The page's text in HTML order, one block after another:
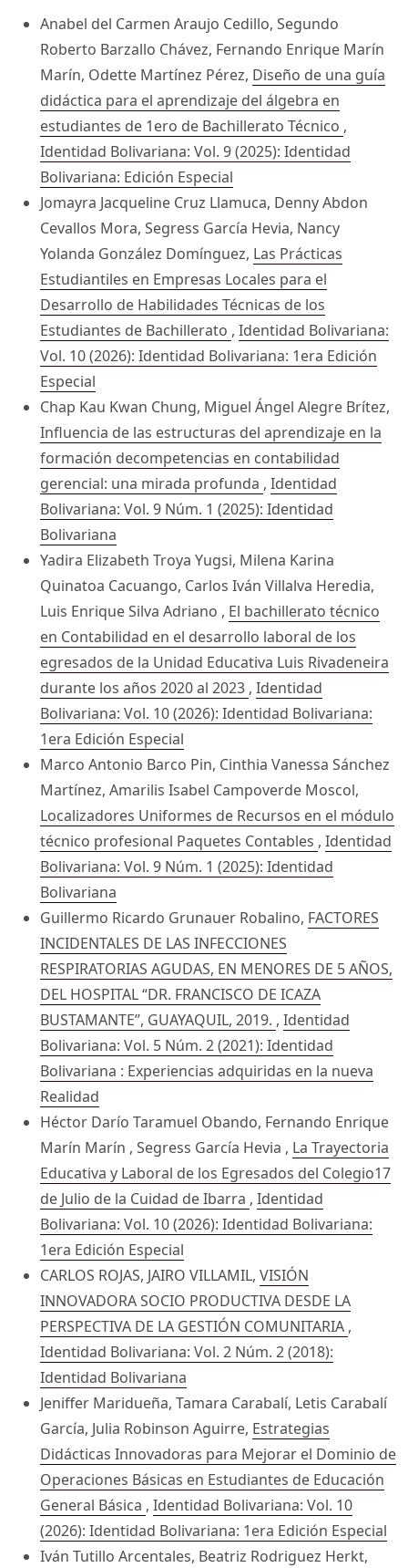
Anabel del Carmen Araujo Cedillo, Segundo
Roberto Barzallo Chávez, Fernando Enrique Marín
Marín, Odette Martínez Pérez, Diseño de una guía
didáctica para el aprendizaje del álgebra en
estudiantes de 1ero de Bachillerato Técnico ,
Identidad Bolivariana: Vol. 9 (2025): Identidad
Bolivariana: Edición Especial
Jomayra Jacqueline Cruz Llamuca, Denny Abdon
Cevallos Mora, Segress García Hevia, Nancy
Yolanda González Domínguez, Las Prácticas
Estudiantiles en Empresas Locales para el
Desarrollo de Habilidades Técnicas de los
Estudiantes de Bachillerato , Identidad Bolivariana:
Vol. 10 (2026): Identidad Bolivariana: 1era Edición
Especial
Chap Kau Kwan Chung, Miguel Ángel Alegre Brítez,
Influencia de las estructuras del aprendizaje en la
formación decompetencias en contabilidad
gerencial: una mirada profunda , Identidad
Bolivariana: Vol. 9 Núm. 1 (2025): Identidad
Bolivariana
Yadira Elizabeth Troya Yugsi, Milena Karina
Quinatoa Cacuango, Carlos Iván Villalva Heredia,
Luis Enrique Silva Adriano , El bachillerato técnico
en Contabilidad en el desarrollo laboral de los
egresados de la Unidad Educativa Luis Rivadeneira
durante los años 2020 al 2023 , Identidad
Bolivariana: Vol. 10 (2026): Identidad Bolivariana:
1era Edición Especial
Marco Antonio Barco Pin, Cinthia Vanessa Sánchez
Martínez, Amarilis Isabel Campoverde Moscol,
Localizadores Uniformes de Recursos en el módulo
técnico profesional Paquetes Contables , Identidad
Bolivariana: Vol. 9 Núm. 1 (2025): Identidad
Bolivariana
Guillermo Ricardo Grunauer Robalino, FACTORES
INCIDENTALES DE LAS INFECCIONES
RESPIRATORIAS AGUDAS, EN MENORES DE 5 AÑOS,
DEL HOSPITAL “DR. FRANCISCO DE ICAZA
BUSTAMANTE”, GUAYAQUIL, 2019. , Identidad
Bolivariana: Vol. 5 Núm. 2 (2021): Identidad
Bolivariana : Experiencias adquiridas en la nueva
Realidad
Héctor Darío Taramuel Obando, Fernando Enrique
Marín Marín , Segress García Hevia , La Trayectoria
Educativa y Laboral de los Egresados del Colegio17
de Julio de la Cuidad de Ibarra , Identidad
Bolivariana: Vol. 10 (2026): Identidad Bolivariana:
1era Edición Especial
CARLOS ROJAS, JAIRO VILLAMIL, VISIÓN
INNOVADORA SOCIO PRODUCTIVA DESDE LA
PERSPECTIVA DE LA GESTIÓN COMUNITARIA ,
Identidad Bolivariana: Vol. 2 Núm. 2 (2018):
Identidad Bolivariana
Jeniffer Maridueña, Tamara Carabalí, Letis Carabalí
García, Julia Robinson Aguirre, Estrategias
Didácticas Innovadoras para Mejorar el Dominio de
Operaciones Básicas en Estudiantes de Educación
General Básica , Identidad Bolivariana: Vol. 10
(2026): Identidad Bolivariana: 1era Edición Especial
Iván Tutillo Arcentales, Beatriz Rodriguez Herkt,